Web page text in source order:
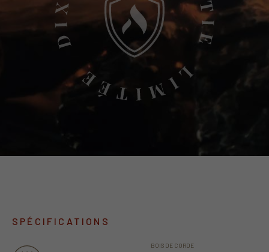
SPÉCIFICATIONS
BOIS DE CORDE